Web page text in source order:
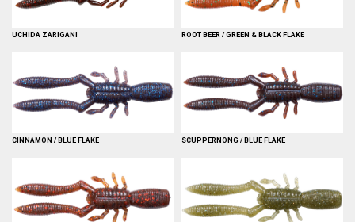
UCHIDA ZARIGANI ROOT BEER / GREEN & BLACK FLAKE
CINNAMON / BLUE FLAKE SCUPPERNONG / BLUE FLAKE